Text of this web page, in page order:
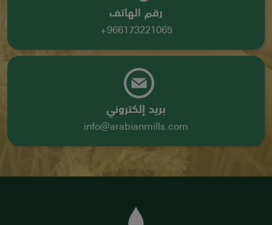
رقم الهاتف
966173221065+
بريد إلكتروني
info@arabianmills.com